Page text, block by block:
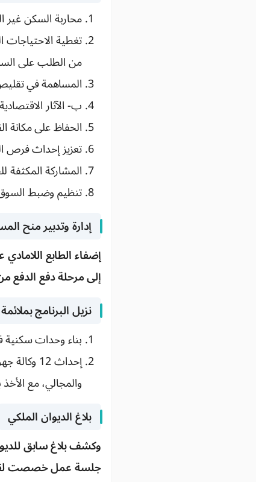
محاربة السكن
من الطلب على
المساهمة في
ب- الآثار الاقتصادية
الحفاظ على مكانة
تعزيز إحداث فرص
المشاركة
تنظيم وضبط
إدارة وتدبير منح
إضفاء الطابع
إلى مرحلة دفع الدفع
نزيل البرنامج
بناء وحدات سكنية
إحداث
والمجالي، مع
بلاغ الديوان الملكي
جلسة عمل خصصت